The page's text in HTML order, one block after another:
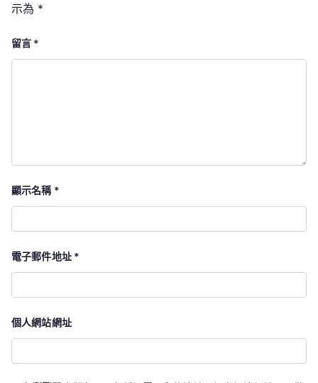
示為 *
留言 *
顯示名稱 *
電子郵件地址 *
個人網站網址